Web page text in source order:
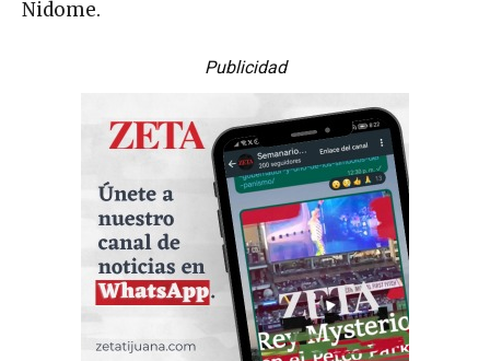
Nidome.
Publicidad